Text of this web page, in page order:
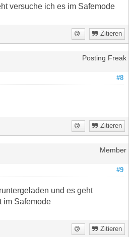
versuche ich es im Safemode
Zitieren
Posting Freak
#8
Zitieren
Member
#9
und es geht
im Safemode
Zitieren